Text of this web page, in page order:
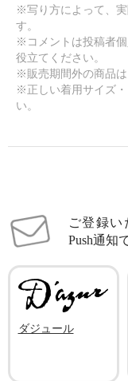
※写り方によって、
す。
※コメントは投稿者
役立てください。
※販売期間外の商品は
※正しい着用サイズ
い。
ご登録い
Push通知
ダジュール